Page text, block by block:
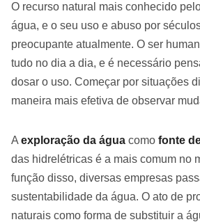
O recurso natural mais conhecido
água, e o seu uso e abuso por
preocupante atualmente. O ser
tudo no dia a dia, e é necessário
dosar o uso. Começar por situações
maneira mais efetiva de observar
A exploração da água como fonte
das hidrelétricas é a mais comum no
função disso, diversas empresas
sustentabilidade da água. O ato de
naturais como forma de substituir a